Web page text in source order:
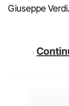
Giuseppe Verdi.